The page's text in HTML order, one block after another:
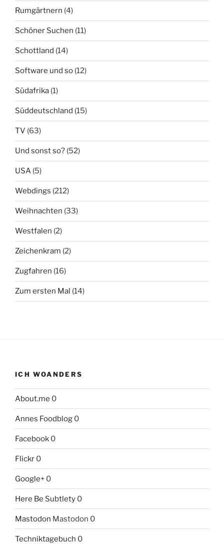
Rumgärtnern (4)
Schöner Suchen (11)
Schottland (14)
Software und so (12)
Südafrika (1)
Süddeutschland (15)
TV (63)
Und sonst so? (52)
USA (5)
Webdings (212)
Weihnachten (33)
Westfalen (2)
Zeichenkram (2)
Zugfahren (16)
Zum ersten Mal (14)
ICH WOANDERS
About.me 0
Annes Foodblog 0
Facebook 0
Flickr 0
Google+ 0
Here Be Subtlety 0
Mastodon Mastodon 0
Techniktagebuch 0